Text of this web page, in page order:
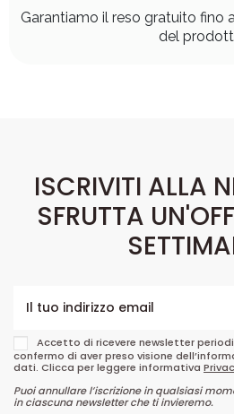
Garantiamo il reso gratuito fino
del
ISCRIVITI ALLA
SFRUTTA
Accetto di ricevere newsletter
confermo di aver preso visione
dati. Clicca per leggere informativa
Puoi annullare l’iscrizione in qualsiasi
in ciascuna newsletter che ti invieremo.